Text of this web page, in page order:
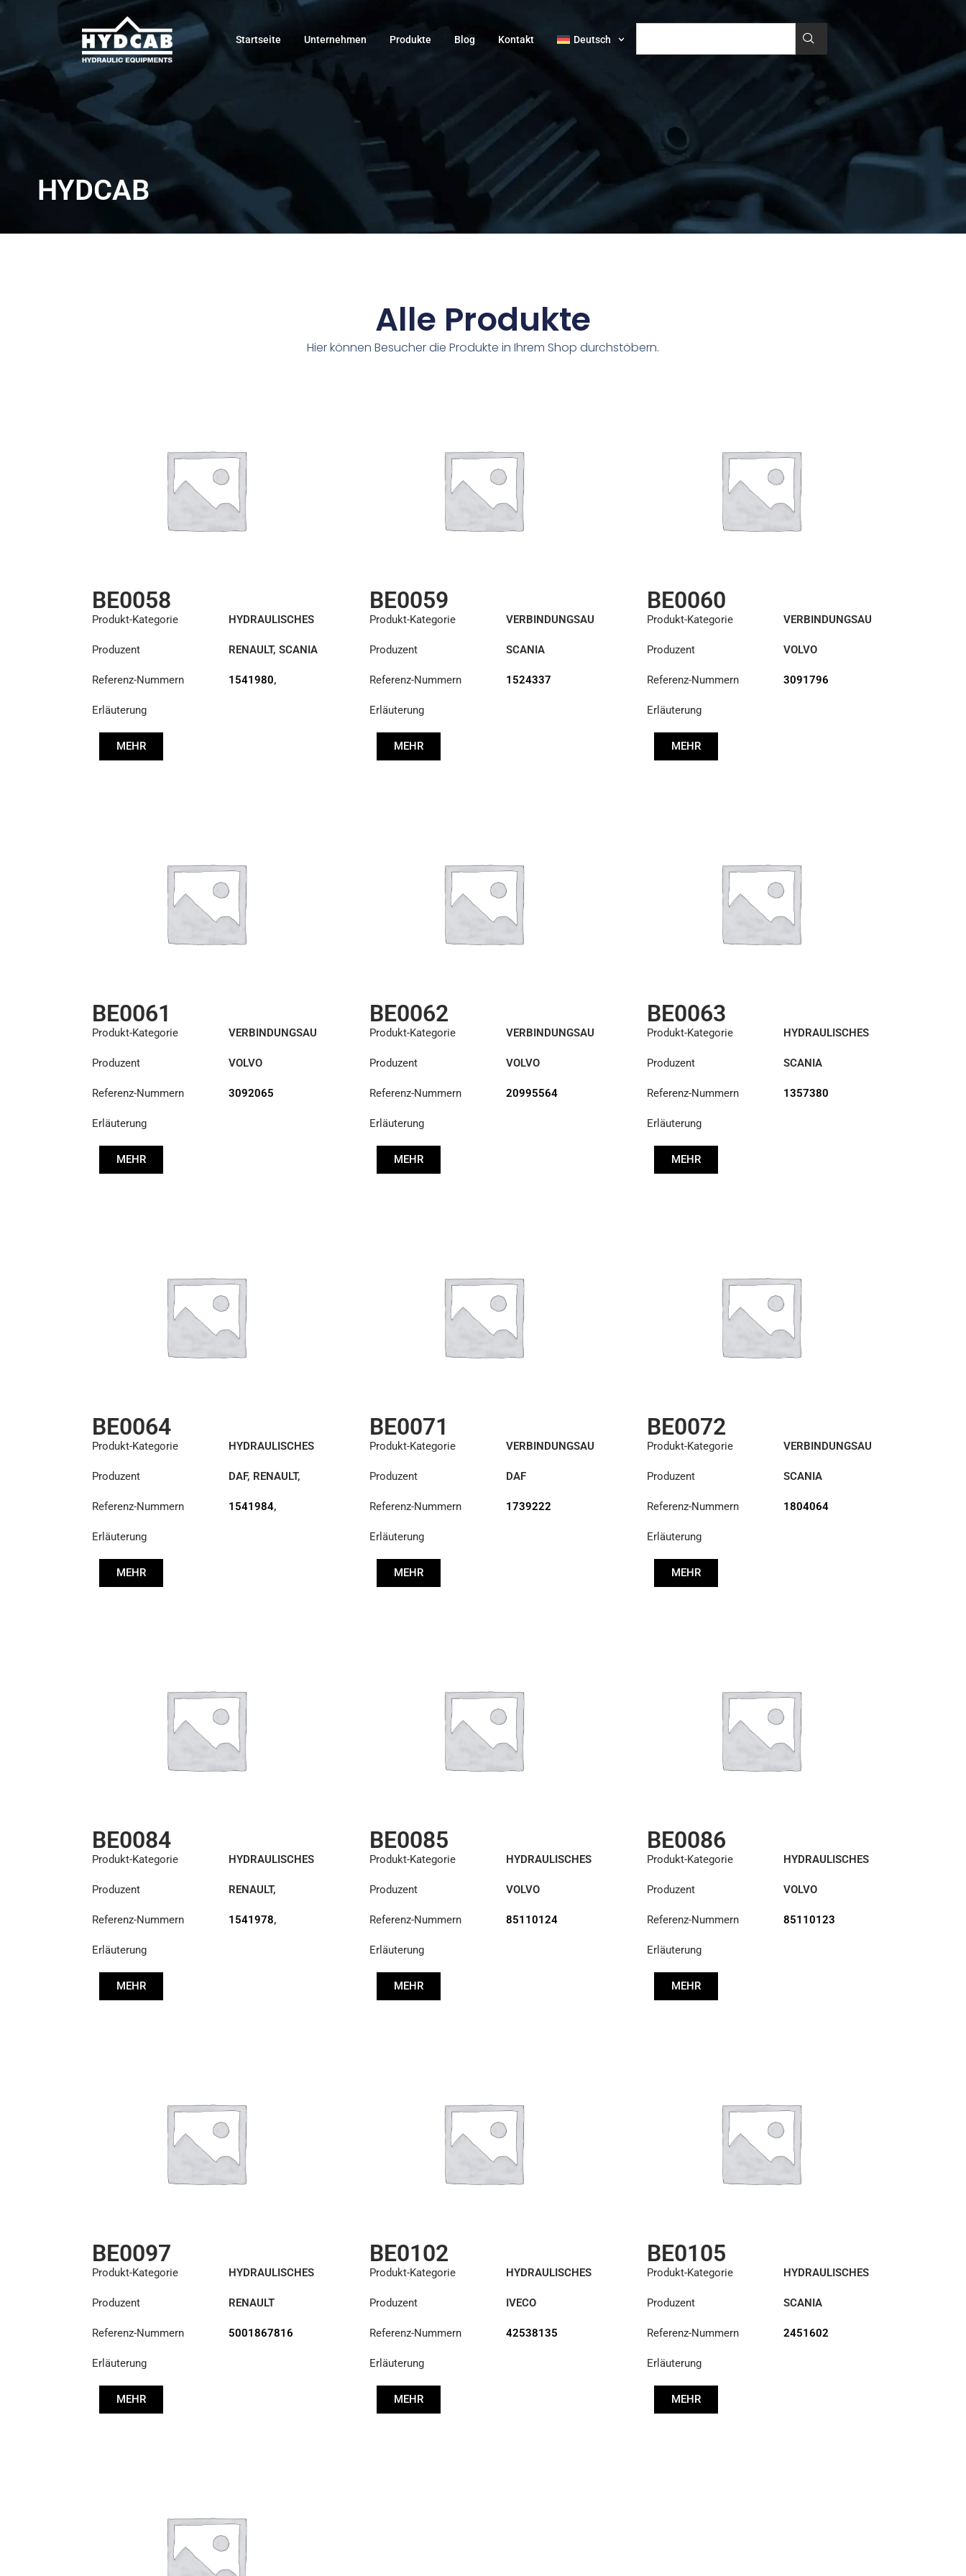
Startseite Unternehmen Produkte Blog Kontakt Deutsch
HYDCAB
Alle Produkte
Hier können Besucher die Produkte in Ihrem Shop durchstöbern.
BE0058
Produkt-Kategorie
HYDRAULISCHES
Produzent
RENAULT, SCANIA
Referenz-Nummern 1541980,
Erläuterung
MEHR
BE0059
Produkt-Kategorie
VERBINDUNGSAU
Produzent
SCANIA
Referenz-Nummern 1524337
Erläuterung
MEHR
BE0060
Produkt-Kategorie
VERBINDUNGSAU
Produzent
VOLVO
Referenz-Nummern 3091796
Erläuterung
MEHR
BE0061
Produkt-Kategorie
VERBINDUNGSAU
Produzent
VOLVO
Referenz-Nummern 3092065
Erläuterung
MEHR
BE0062
Produkt-Kategorie
VERBINDUNGSAU
Produzent
VOLVO
Referenz-Nummern 20995564
Erläuterung
MEHR
BE0063
Produkt-Kategorie
HYDRAULISCHES
Produzent
SCANIA
Referenz-Nummern 1357380
Erläuterung
MEHR
BE0064
Produkt-Kategorie
HYDRAULISCHES
Produzent
DAF, RENAULT,
Referenz-Nummern
1541984,
Erläuterung
MEHR
BE0071
Produkt-Kategorie
VERBINDUNGSAU
Produzent
DAF
Referenz-Nummern 1739222
Erläuterung
MEHR
BE0072
Produkt-Kategorie
VERBINDUNGSAU
Produzent
SCANIA
Referenz-Nummern 1804064
Erläuterung
MEHR
BE0084
Produkt-Kategorie
HYDRAULISCHES
Produzent
RENAULT,
Referenz-Nummern
1541978,
Erläuterung
MEHR
BE0085
Produkt-Kategorie
HYDRAULISCHES
Produzent
VOLVO
Referenz-Nummern 85110124
Erläuterung
MEHR
BE0086
Produkt-Kategorie
HYDRAULISCHES
Produzent
VOLVO
Referenz-Nummern 85110123
Erläuterung
MEHR
BE0097
Produkt-Kategorie
HYDRAULISCHES
Produzent
RENAULT
Referenz-Nummern 5001867816
Erläuterung
MEHR
BE0102
Produkt-Kategorie
HYDRAULISCHES
Produzent
IVECO
Referenz-Nummern 42538135
Erläuterung
MEHR
BE0105
Produkt-Kategorie
HYDRAULISCHES
Produzent
SCANIA
Referenz-Nummern 2451602
Erläuterung
MEHR